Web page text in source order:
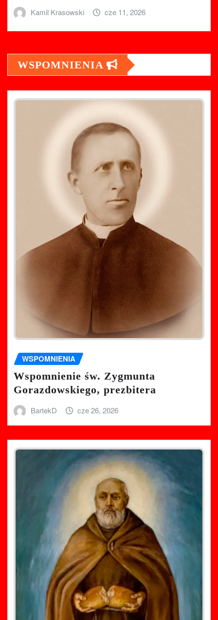
Kamil Krasowski cze 11, 2026
WSPOMNIENIA
WSPOMNIENIA
Wspomnienie św. Zygmunta
Gorazdowskiego, prezbitera
BartekD cze 26, 2026